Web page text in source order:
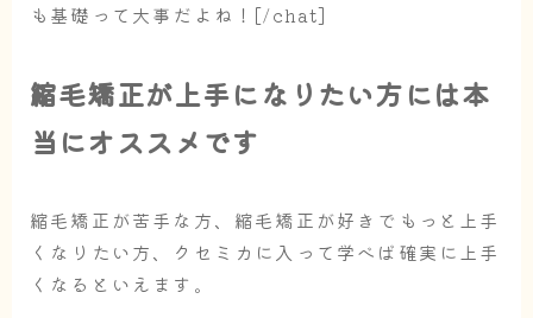
も基礎って大事だよね！[/chat]
縮毛矯正が上手になりたい方には本
当にオススメです
縮毛矯正が苦手な方、縮毛矯正が好きでもっと上手
くなりたい方、クセミカに入って学べば確実に上手
くなるといえます。